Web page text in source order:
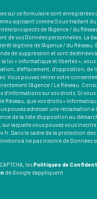
sur ce formulaire sont enregistrées
agissant comme Sous-traitant
prospects de l'Agence / du
de vos Données personnelles. La
légitime de l'Agence / du Réseau.
de suppression et sont destinées
la loi « informatique et libertés », vous
d’effacement, d’opposition, de
Vous pouvez retirer votre
l’Agence / Le Réseau.
d’informations sur vos droits. Si vous
Réseau, que vos droits «
pouvez adresser une réclamation à
de la liste d'opposition au
laquelle vous pouvez vous
. Dans le cadre de la protection
à ne pas inscrire de Données
lesPolitiques de
de Google s'appliquent.